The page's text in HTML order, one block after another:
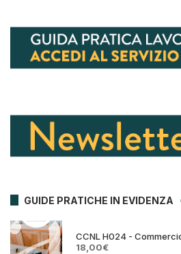
GUIDE PRATICHE IN EVIDENZA
CCNL H024 -
Il18,00€Il